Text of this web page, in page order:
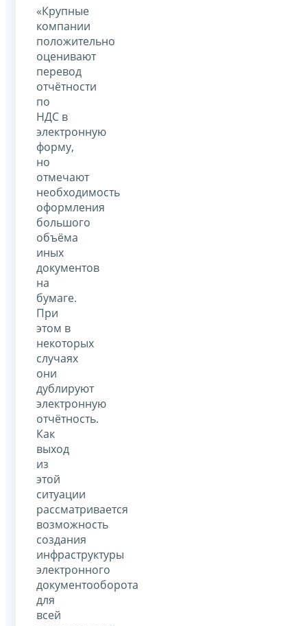
«Крупные
компании
положительно
оценивают
перевод
отчётности
по
НДС в
электронную
форму,
но
отмечают
необходимость
оформления
большого
объёма
иных
документов
на
бумаге.
При
этом в
некоторых
случаях
они
дублируют
электронную
отчётность.
Как
выход
из
этой
ситуации
рассматривается
возможность
создания
инфраструктуры
электронного
документооборота
для
всей